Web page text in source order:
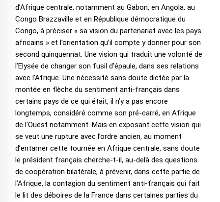
d’Afrique centrale, notamment au Gabon, en Angola, au
Congo Brazzaville et en République démocratique du
Congo, à préciser « sa vision du partenariat avec les pays
africains » et l’orientation qu’il compte y donner pour son
second quinquennat. Une vision qui traduit une volonté de
l’Elysée de changer son fusil d’épaule, dans ses relations
avec l’Afrique. Une nécessité sans doute dictée par la
montée en flèche du sentiment anti-français dans
certains pays de ce qui était, il n’y a pas encore
longtemps, considéré comme son pré-carré, en Afrique
de l’Ouest notamment. Mais en exposant cette vision qui
se veut une rupture avec l’ordre ancien, au moment
d’entamer cette tournée en Afrique centrale, sans doute
le président français cherche-t-il, au-delà des questions
de coopération bilatérale, à prévenir, dans cette partie de
l’Afrique, la contagion du sentiment anti-français qui fait
le lit des déboires de la France dans certaines parties du